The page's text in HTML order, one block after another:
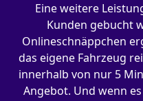
Eine weitere
Kunden gebucht
Onlineschnäppchen
das eigene Fahrzeug
innerhalb von nur 5
Angebot. Und wenn